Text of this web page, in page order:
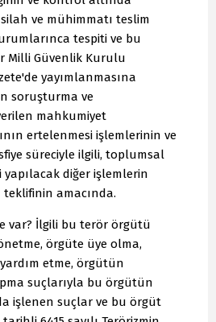
ve mühimmatı teslim
tespiti ve bu
Milli Güvenlik Kurulu
yayımlanmasına
soruşturma ve
mahkumiyet
ertelenmesi işlemlerinin ve
süreciyle ilgili, toplumsal
diğer işlemlerin
amacında.
var? İlgili bu terör örgütü
örgüte üye olma,
etme, örgütün
suçlarıyla bu örgütün
işlenen suçlar ve bu örgüt